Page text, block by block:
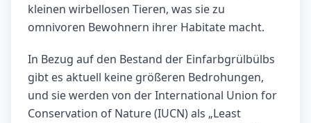
kleinen wirbellosen Tieren, was sie zu
omnivoren Bewohnern ihrer Habitate macht.
In Bezug auf den Bestand der Einfarbgrülbülbs
gibt es aktuell keine größeren Bedrohungen,
und sie werden von der International Union for
Conservation of Nature (IUCN) als „Least